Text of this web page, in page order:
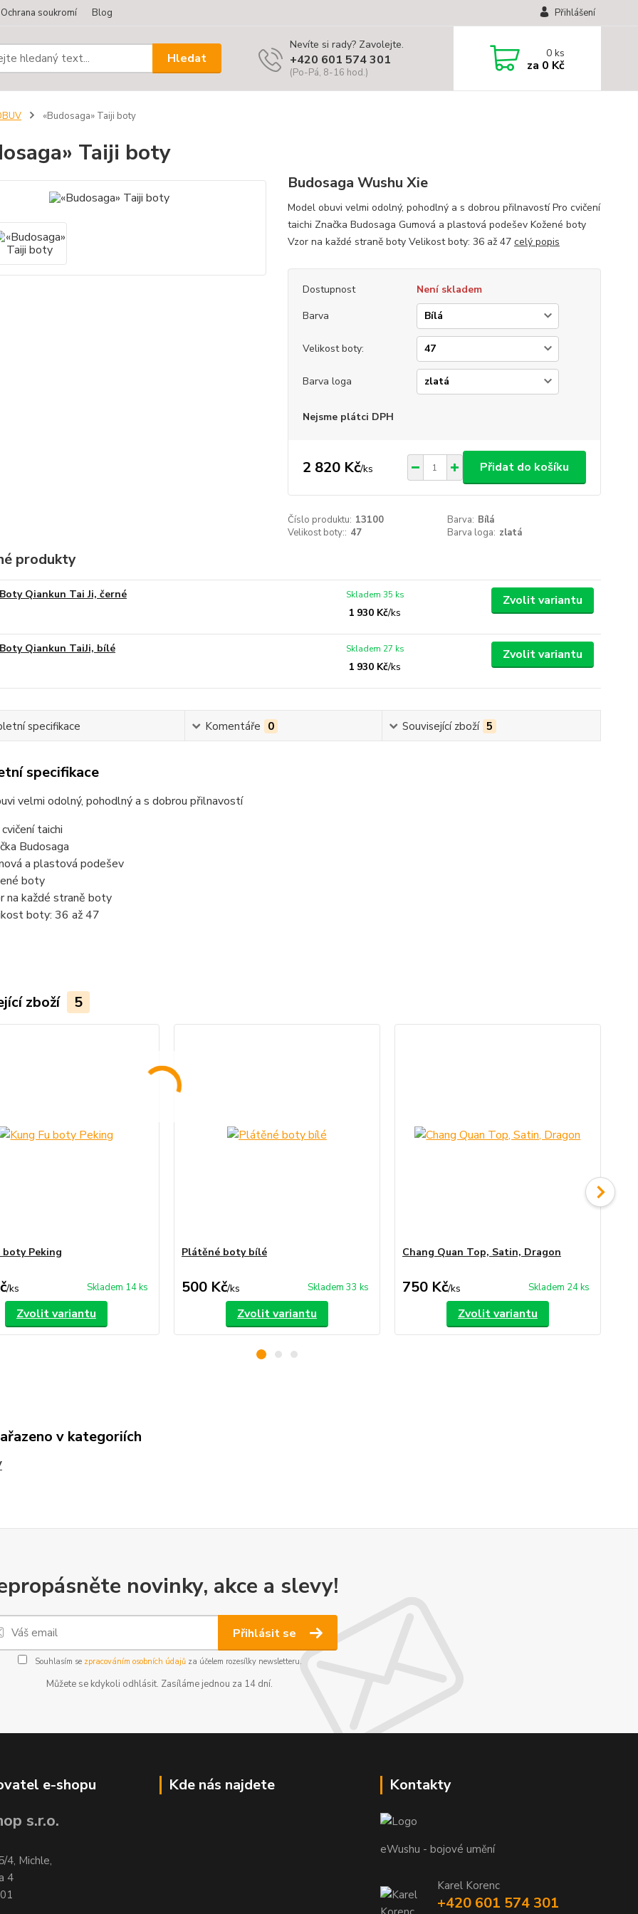
Ochrana soukromí Blog Přihlášení
Hledat
Nevíte si rady? Zavolejte.
+420 601 574 301
(Po-Pá, 8-16 hod.)
0ks
za 0 Kč
«Budosaga» Taiji boty
Taiji boty
Budosaga Wushu Xie
Model obuvi velmi odolný, pohodlný a s dobrou přilnavostí Pro cvičení
taichi Značka Budosaga Gumová a plastová podešev Kožené boty
Vzor na každé straně boty Velikost boty: 36 až 47 celý popis
Dostupnost
Není skladem
Barva
Velikost boty:
Barva loga
Nejsme plátci DPH
2 820 Kč/ks Přidat do košíku
Číslo produktu: 13100 Barva: Bílá
Velikost boty:: 47 Barva loga: zlatá
produkty
Boty Qiankun Tai Ji, černé
1 930 Kč/ks
Skladem 35 ks Zvolit variantu
Boty Qiankun TaiJi, bílé
1 930 Kč/ks
Skladem 27 ks Zvolit variantu
specifikace Komentáře 0 Související zboží 5
specifikace
velmi odolný, pohodlný a s dobrou přilnavostí
taichi
Budosaga
a plastová podešev
boty
na každé straně boty
boty: 36 až 47
zboží 5
boty Peking
/ks Skladem 14 ks
Zvolit variantu
Plátěné boty bílé
500 Kč/ks Skladem 33 ks
Zvolit variantu
Chang Quan Top, Satin, Dragon
750 Kč/ks Skladem 24 ks
Zvolit variantu
v kategoriích
novinky, akce a slevy!
Přihlásit se
Souhlasím se zpracováním osobních údajůza účelem rozesílky newsletteru.
Můžete se kdykoli odhlásit. Zasíláme jednou za 14 dní.
e-shopu
s.r.o.
4, Michle,
4
Kde nás najdete Kontakty
eWushu - bojové umění
Karel Korenc
+420 601 574 301